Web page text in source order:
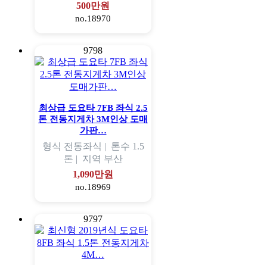
500만원
no.18970
9798
최상급 도요타 7FB 좌식 2.5
톤 전동지게차 3M인상 도매
가판…
형식 전동좌식 | 톤수 1.5
톤 | 지역 부산
1,090만원
no.18969
9797